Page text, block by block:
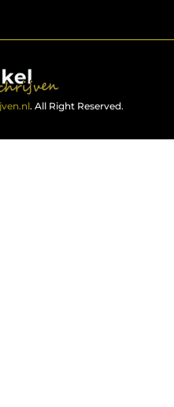
. All Right Reserved.